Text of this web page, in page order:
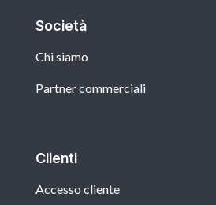
Società
Chi siamo
Partner commerciali
Clienti
Accesso cliente